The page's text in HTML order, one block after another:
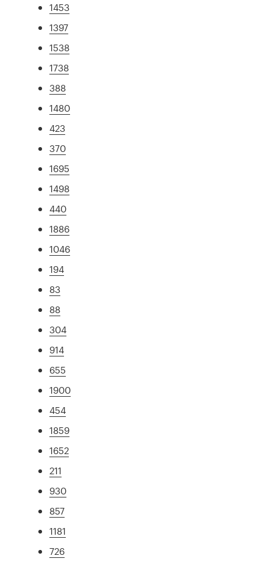
1453
1397
1538
1738
388
1480
423
370
1695
1498
440
1886
1046
194
83
88
304
914
655
1900
454
1859
1652
211
930
857
1181
726